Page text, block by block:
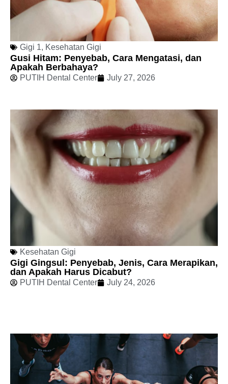
Gigi 1, Kesehatan Gigi
Gusi Hitam: Penyebab, Cara Mengatasi, dan
Apakah Berbahaya?
PUTIH Dental Center July 27, 2026
Kesehatan Gigi
Gigi Gingsul: Penyebab, Jenis, Cara Merapikan,
dan Apakah Harus Dicabut?
PUTIH Dental Center July 24, 2026